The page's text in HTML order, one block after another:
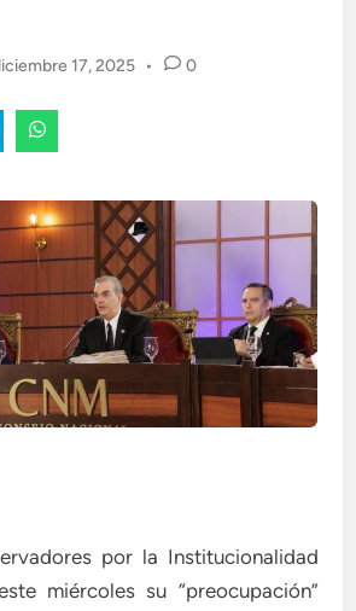
17, 2025 • 0
por la Institucionalidad
miércoles su “preocupación”